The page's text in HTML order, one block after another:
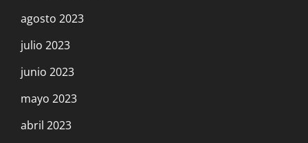
agosto 2023
julio 2023
junio 2023
mayo 2023
abril 2023